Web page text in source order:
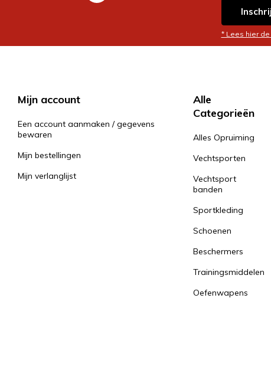
* Lees hier
Mijn account
Een account aanmaken / gegevens
bewaren
Mijn bestellingen
Mijn verlanglijst
Alle
Categorieën
Alles Opruiming
Vechtsporten
Vechtsport
banden
Sportkleding
Schoenen
Beschermers
Trainingsmiddelen
Oefenwapens